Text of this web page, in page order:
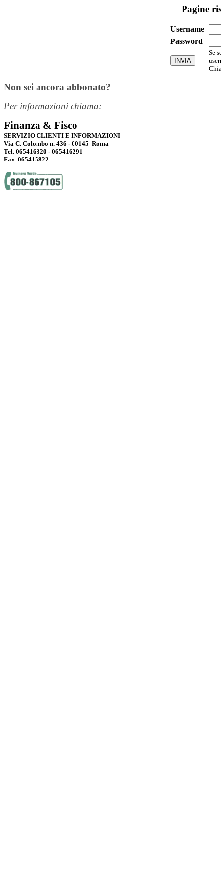
Pagine
Username
Password
Se
Non sei ancora abbonato?
Per informazioni chiama:
Finanza & Fisco
SERVIZIO CLIENTI E INFORMAZIONI
Via C. Colombo n. 436 - 00145 Roma
Tel. 065416320 - 065416291
Fax. 065415822